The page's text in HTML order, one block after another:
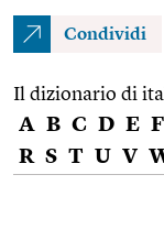
Condividi
Il dizionario di
A B C D E F
R S T U V